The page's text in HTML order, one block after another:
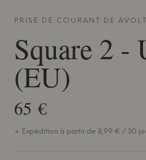
PRISE DE COURANT DE AVOLT
Square 2 -
(EU)
65 €
+ Expédition à partir de 8,99 € / 30